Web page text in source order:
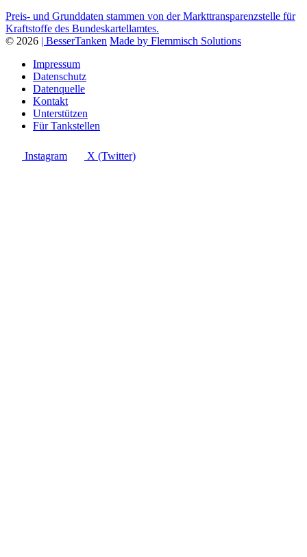
Preis- und Grunddaten stammen von der Markttransparenzstelle für
Kraftstoffe des Bundeskartellamtes.
© 2026 | BesserTanken Made by Flemmisch Solutions
Impressum
Datenschutz
Datenquelle
Kontakt
Unterstützen
Für Tankstellen
Instagram X (Twitter)